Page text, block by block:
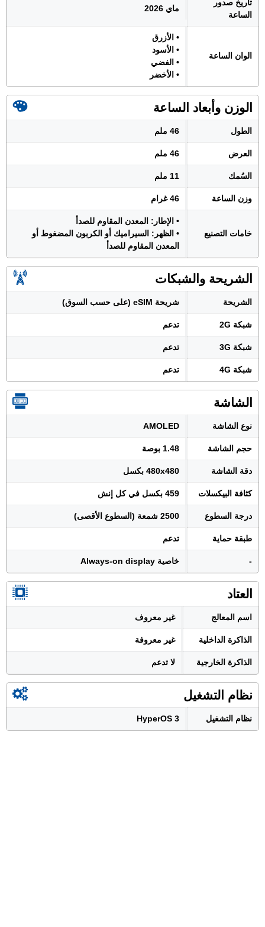
تاريخ صدور
الساعة
ماي 2026
الوان الساعة
• الأزرق
• الأسود
• الفضي
• الأخضر
الوزن وأبعاد الساعة
الطول 46 ملم
العرض 46 ملم
السُمك 11 ملم
وزن الساعة 46 غرام
خامات التصنيع
• الإطار: المعدن المقاوم للصدأ
• الظهر: السيراميك أو الكربون المضغوط أو
المعدن المقاوم للصدأ
الشريحة والشبكات
الشريحة شريحة eSIM (على حسب السوق)
شبكة 2G تدعم
شبكة 3G تدعم
شبكة 4G تدعم
الشاشة
نوع الشاشة AMOLED
حجم الشاشة 1.48 بوصة
دقة الشاشة 480x480 بكسل
كثافة البيكسلات 459 بكسل في كل إنش
درجة السطوع 2500 شمعة (السطوع الأقصى)
طبقة حماية تدعم
- خاصية Always-on display
العتاد
اسم المعالج غير معروف
الذاكرة الداخلية غير معروفة
الذاكرة الخارجية لا تدعم
نظام التشغيل
نظام التشغيل HyperOS 3